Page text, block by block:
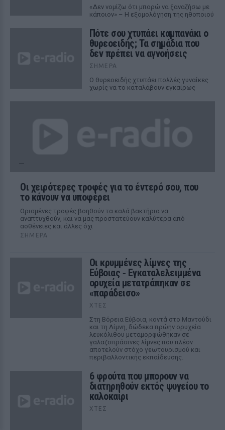
«Δεν νομίζω ότι μπορώ να ξαναζήσω με
κάποιον» – Η εξομολόγηση της ηθοποιού
Πότε σου χτυπάει καμπανάκι ο
θυρεοειδής; Τα σημάδια που
δεν πρέπει να αγνοήσεις
ΣΉΜΕΡΑ
Ο θυρεοειδής χτυπάει πολλές γυναίκες
χωρίς να το καταλάβουν εγκαίρως
Οι χειρότερες τροφές για το έντερό σου, που
το κάνουν να υποφέρει
Ορισμένες τροφές βοηθούν τα καλά βακτήρια να
αναπτυχθούν, και να μας προστατεύουν καλύτερα από
ασθένειες και άλλες όχι
ΣΉΜΕΡΑ
Οι κρυμμένες λίμνες της
Εύβοιας ‑ Εγκαταλελειμμένα
ορυχεία μετατράπηκαν σε
«παράδεισο»
ΧΤΕΣ
Στη Βόρεια Εύβοια, κοντά στο Μαντούδι
και τη Λίμνη, δώδεκα πρώην ορυχεία
λευκόλιθου μεταμορφώθηκαν σε
γαλαζοπράσινες λίμνες που πλέον
αποτελούν στόχο γεωτουρισμού και
περιβαλλοντικής εκπαίδευσης.
6 φρούτα που μπορουν να
διατηρηθούν εκτός ψυγείου το
καλοκαίρι
ΧΤΕΣ